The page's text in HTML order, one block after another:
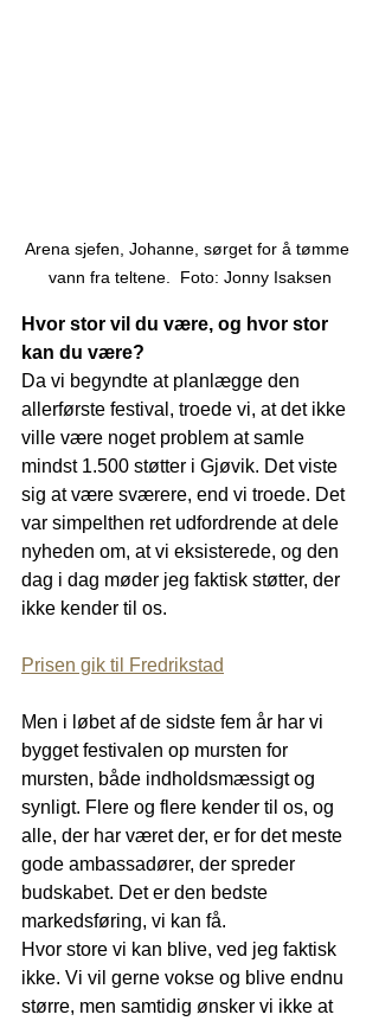
Arena sjefen, Johanne, sørget for å tømme
vann fra teltene.  Foto: Jonny Isaksen
Hvor stor vil du være, og hvor stor
kan du være?
Da vi begyndte at planlægge den
allerførste festival, troede vi, at det ikke
ville være noget problem at samle
mindst 1.500 støtter i Gjøvik. Det viste
sig at være sværere, end vi troede. Det
var simpelthen ret udfordrende at dele
nyheden om, at vi eksisterede, og den
dag i dag møder jeg faktisk støtter, der
ikke kender til os.
Prisen gik til Fredrikstad
Men i løbet af de sidste fem år har vi
bygget festivalen op mursten for
mursten, både indholdsmæssigt og
synligt. Flere og flere kender til os, og
alle, der har været der, er for det meste
gode ambassadører, der spreder
budskabet. Det er den bedste
markedsføring, vi kan få.
Hvor store vi kan blive, ved jeg faktisk
ikke. Vi vil gerne vokse og blive endnu
større, men samtidig ønsker vi ikke at